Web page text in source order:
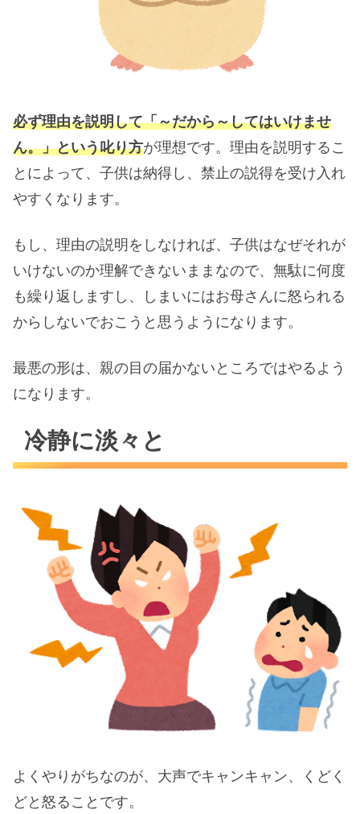
必ず理由を説明して「～だから～してはいけませ
ん。」という叱り方が理想です。理由を説明するこ
とによって、子供は納得し、禁止の説得を受け入れ
やすくなります。
もし、理由の説明をしなければ、子供はなぜそれが
いけないのか理解できないままなので、無駄に何度
も繰り返しますし、しまいにはお母さんに怒られる
からしないでおこうと思うようになります。
最悪の形は、親の目の届かないところではやるよう
になります。
冷静に淡々と
よくやりがちなのが、大声でキャンキャン、くどく
どと怒ることです。